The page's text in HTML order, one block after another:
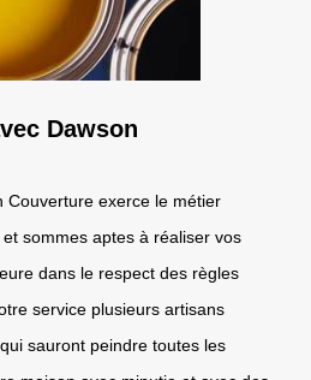
Dawson
Couverture exerce le métier
sommes aptes à réaliser vos
dans le respect des règles
service plusieurs artisans
sauront peindre toutes les